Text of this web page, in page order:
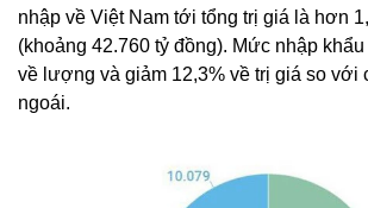
nhập về Việt Nam tới tổng trị giá là hơn
(khoảng 42.760 tỷ đồng). Mức nhập
về lượng và giảm 12,3% về trị giá so với
ngoái.